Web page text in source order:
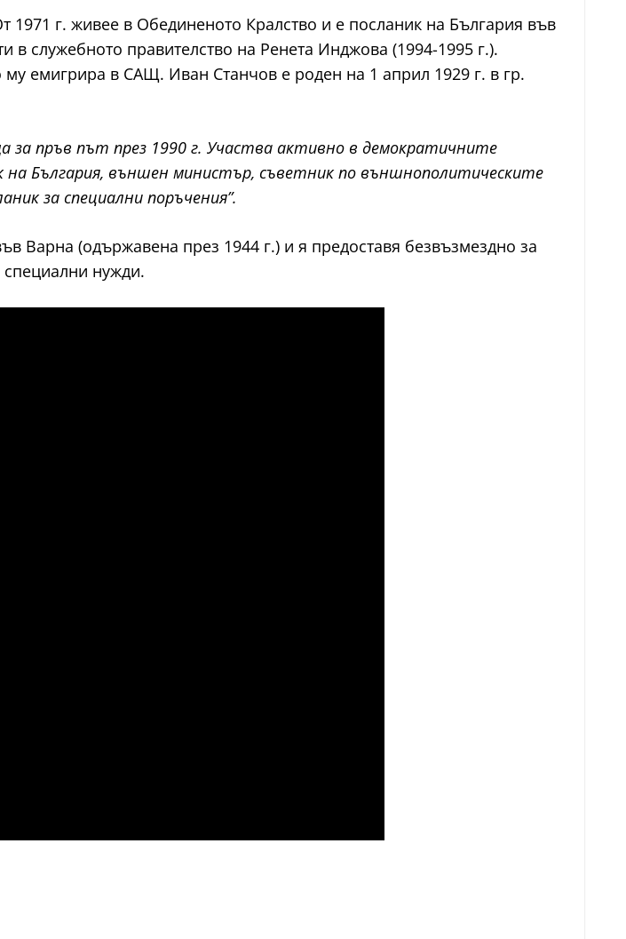
г. живее в Обединеното Кралство и е посланик на България във
служебното правителство на Ренета Инджова (1994-1995 г.).
емигрира в САЩ. Иван Станчов е роден на 1 април 1929 г. в гр.
за пръв път през 1990 г. Участва активно в демократичните
България, външен министър, съветник по външнополитическите
за специални поръчения”.
Варна (одържавена през 1944 г.) и я предоставя безвъзмездно за
специални нужди.